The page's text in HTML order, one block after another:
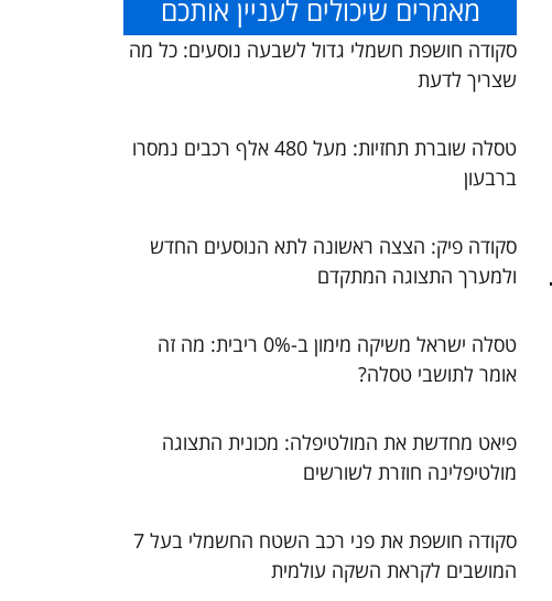
מאמרים שיכולים לעניין אותכם
סקודה חושפת חשמלי גדול לשבעה נוסעים: כל מה
שצריך לדעת
טסלה שוברת תחזיות: מעל 480 אלף רכבים נמסרו
ברבעון
סקודה פיק: הצצה ראשונה לתא הנוסעים החדש
ולמערך התצוגה המתקדם
טסלה ישראל משיקה מימון ב-0% ריבית: מה זה
אומר לתושבי טסלה?
פיאט מחדשת את המולטיפלה: מכונית התצוגה
מולטיפלינה חוזרת לשורשים
סקודה חושפת את פני רכב השטח החשמלי בעל 7
המושבים לקראת השקה עולמית